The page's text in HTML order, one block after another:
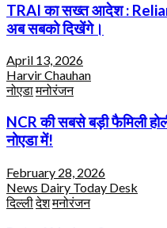
TRAI का सख्त आदेश :
अब सबको दिखेंगे।
April 13, 2026
Harvir Chauhan
नोएडामनोरंजन
NCR की सबसे बड़ी फैमिली होली
नोएडा में!
February 28, 2026
News Dairy Today Desk
दिल्लीदेशमनोरंजन